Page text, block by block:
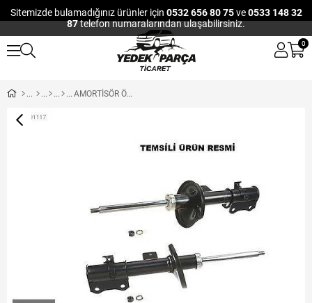
Sitemizde bulamadığınız ürünler için 0532 656 80 75ve0533 148 32
87telefon numaralarından ulaşabilirsiniz.
0
AMORTİSÖR ÖN SAĞ GAZLI HYUNDAI ELENTRA ABS Lİ